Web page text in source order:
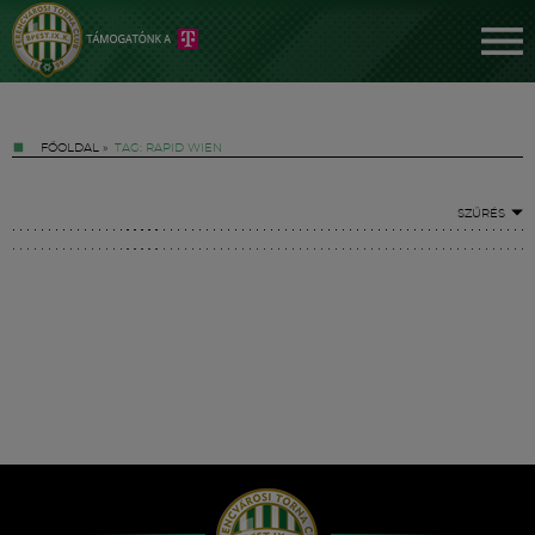
FŐOLDAL » TAG: RAPID WIEN
SZŰRÉS
Hírek